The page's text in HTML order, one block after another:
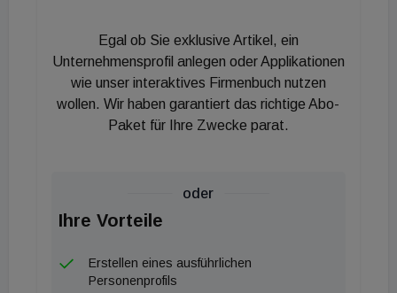
Quadratmeter erweitert. Besucherseitig wird
Fachpublikum aus ganz Europa erwartet.
Rückkehr des Ofens
Imitationsfeuerstätten, Herde und Grillgeräte,
Outdoor-Brennstätten, Abgasanlagen, Kessel-,
Egal ob Sie exklusive Artikel, ein
Unternehmensprofil anlegen oder Applikationen
wie unser interaktives Firmenbuch nutzen
wollen. Wir haben garantiert das richtige Abo-
Paket für Ihre Zwecke parat.
oder
Ihre Vorteile
Erstellen eines ausführlichen
Personenprofils